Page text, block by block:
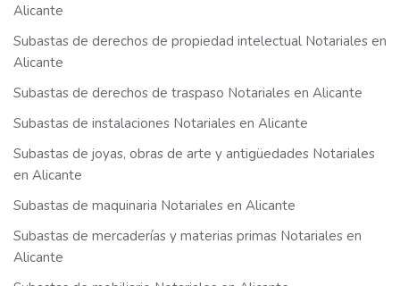
Alicante
Subastas de derechos de propiedad intelectual Notariales en
Alicante
Subastas de derechos de traspaso Notariales en Alicante
Subastas de instalaciones Notariales en Alicante
Subastas de joyas, obras de arte y antigüedades Notariales
en Alicante
Subastas de maquinaria Notariales en Alicante
Subastas de mercaderías y materias primas Notariales en
Alicante